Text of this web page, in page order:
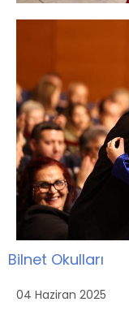
Bilnet Okulları
04 Haziran 2025